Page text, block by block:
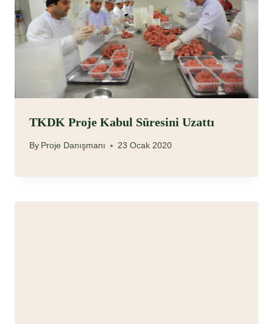
TKDK Proje Kabul Süresini Uzattı
By Proje Danışmanı 23 Ocak 2020